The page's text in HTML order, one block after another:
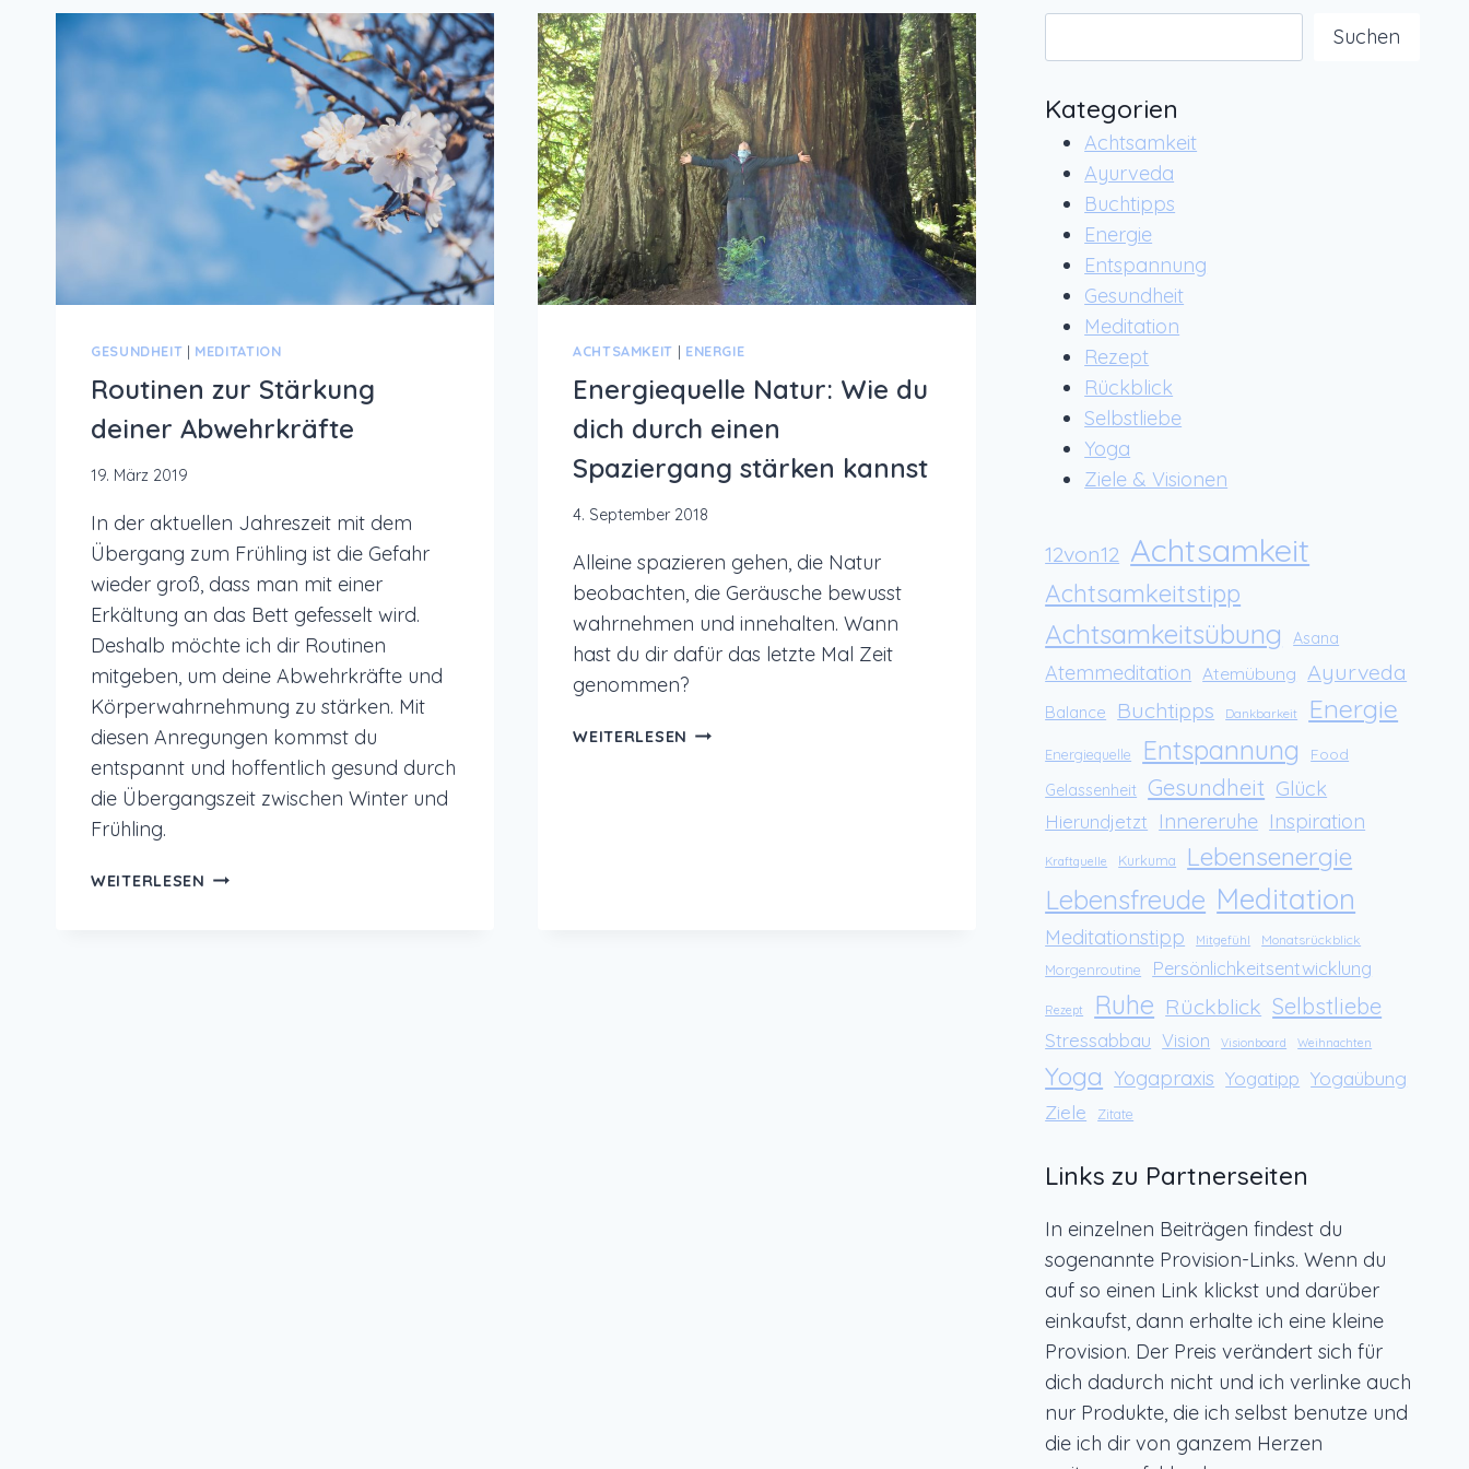
GESUNDHEIT | MEDITATION
Routinen zur Stärkung
deiner Abwehrkräfte
19. März 2019
In der aktuellen Jahreszeit mit dem
Übergang zum Frühling ist die Gefahr
wieder groß, dass man mit einer
Erkältung an das Bett gefesselt wird.
Deshalb möchte ich dir Routinen
mitgeben, um deine Abwehrkräfte und
Körperwahrnehmung zu stärken. Mit
diesen Anregungen kommst du
entspannt und hoffentlich gesund durch
die Übergangszeit zwischen Winter und
Frühling.
WEITERLESEN ROUTINEN
ACHTSAMKEIT | ENERGIE
Energiequelle Natur: Wie du
dich durch einen
Spaziergang stärken kannst
4. September 2018
Alleine spazieren gehen, die Natur
beobachten, die Geräusche bewusst
wahrnehmen und innehalten. Wann
hast du dir dafür das letzte Mal Zeit
genommen?
WEITERLESEN ENERGIEQUELLE
Suchen
Kategorien
Achtsamkeit
Ayurveda
Buchtipps
Energie
Entspannung
Gesundheit
Meditation
Rezept
Rückblick
Selbstliebe
Yoga
Ziele & Visionen
12von12 Achtsamkeit
Achtsamkeitstipp
Achtsamkeitsübung Asana
Atemmeditation Atemübung Ayurveda
Balance Buchtipps Dankbarkeit Energie
Energiequelle Entspannung Food
Gelassenheit Gesundheit Glück
Hierundjetzt Innereruhe Inspiration
Kraftquelle Kurkuma Lebensenergie
Lebensfreude Meditation
Meditationstipp Mitgefühl Monatsrückblick
Morgenroutine Persönlichkeitsentwicklung
Rezept Ruhe Rückblick Selbstliebe
Stressabbau Vision Visionboard Weihnachten
Yoga Yogapraxis Yogatipp Yogaübung
Ziele
Zitate
Links zu Partnerseiten
In einzelnen Beiträgen findest du
sogenannte Provision-Links. Wenn du
auf so einen Link klickst und darüber
einkaufst, dann erhalte ich eine kleine
Provision. Der Preis verändert sich für
dich dadurch nicht und ich verlinke auch
nur Produkte, die ich selbst benutze und
die ich dir von ganzem Herzen